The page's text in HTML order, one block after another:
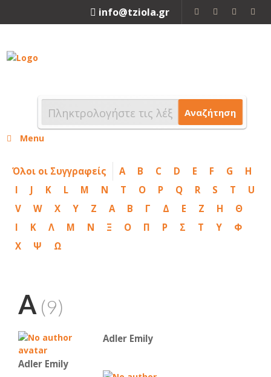
info@tziola.gr
Αναζήτηση
Menu
Όλοι οι Συγγραφείς A B C D E F G
H
I
J K L M N T O P Q R S T
U
V
W X Y Z Α Β Γ Δ Ε Ζ Η
Θ
Ι
Κ Λ Μ Ν Ξ Ο Π Ρ Σ Τ Υ
Φ
Χ
Ψ Ω
A (9)
Adler Emily
Adler Emily